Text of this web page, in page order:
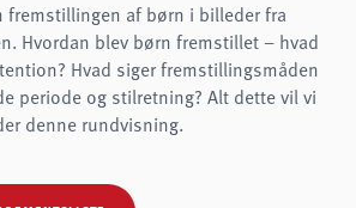
fremstillingen af børn i billeder fra
Hvordan blev børn fremstillet – hvad
Hvad siger fremstillingsmåden
periode og stilretning? Alt dette vil vi
denne rundvisning.